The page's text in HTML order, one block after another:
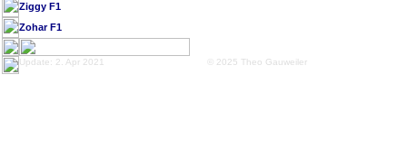
Ziggy F1
Zohar F1
Update: 2. Apr 2021 © 2025 Theo Gauweiler